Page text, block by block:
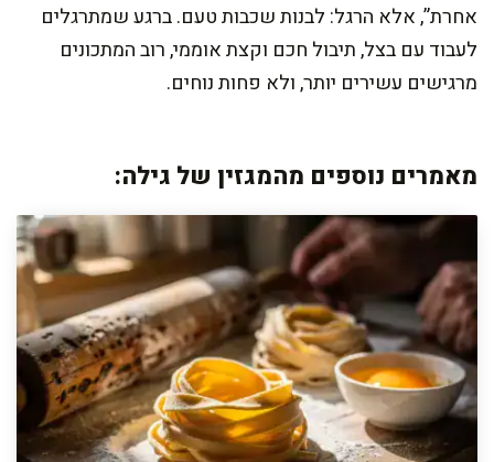
אחרת”, אלא הרגל: לבנות שכבות טעם. ברגע שמתרגלים
לעבוד עם בצל, תיבול חכם וקצת אוממי, רוב המתכונים
מרגישים עשירים יותר, ולא פחות נוחים.
מאמרים נוספים מהמגזין של גילה: